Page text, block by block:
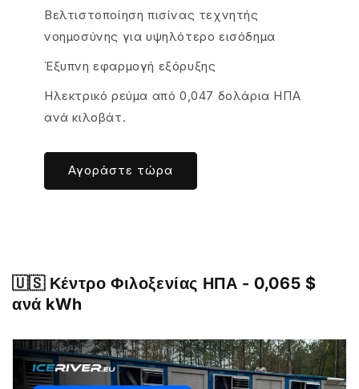
Βελτιστοποίηση πισίνας τεχνητής
νοημοσύνης για υψηλότερο εισόδημα
Έξυπνη εφαρμογή εξόρυξης
Ηλεκτρικό ρεύμα από 0,047 δολάρια ΗΠΑ
ανά κιλοβάτ.
Αγοράστε τώρα
🇺🇸 Κέντρο Φιλοξενίας ΗΠΑ - 0,065 $
ανά kWh